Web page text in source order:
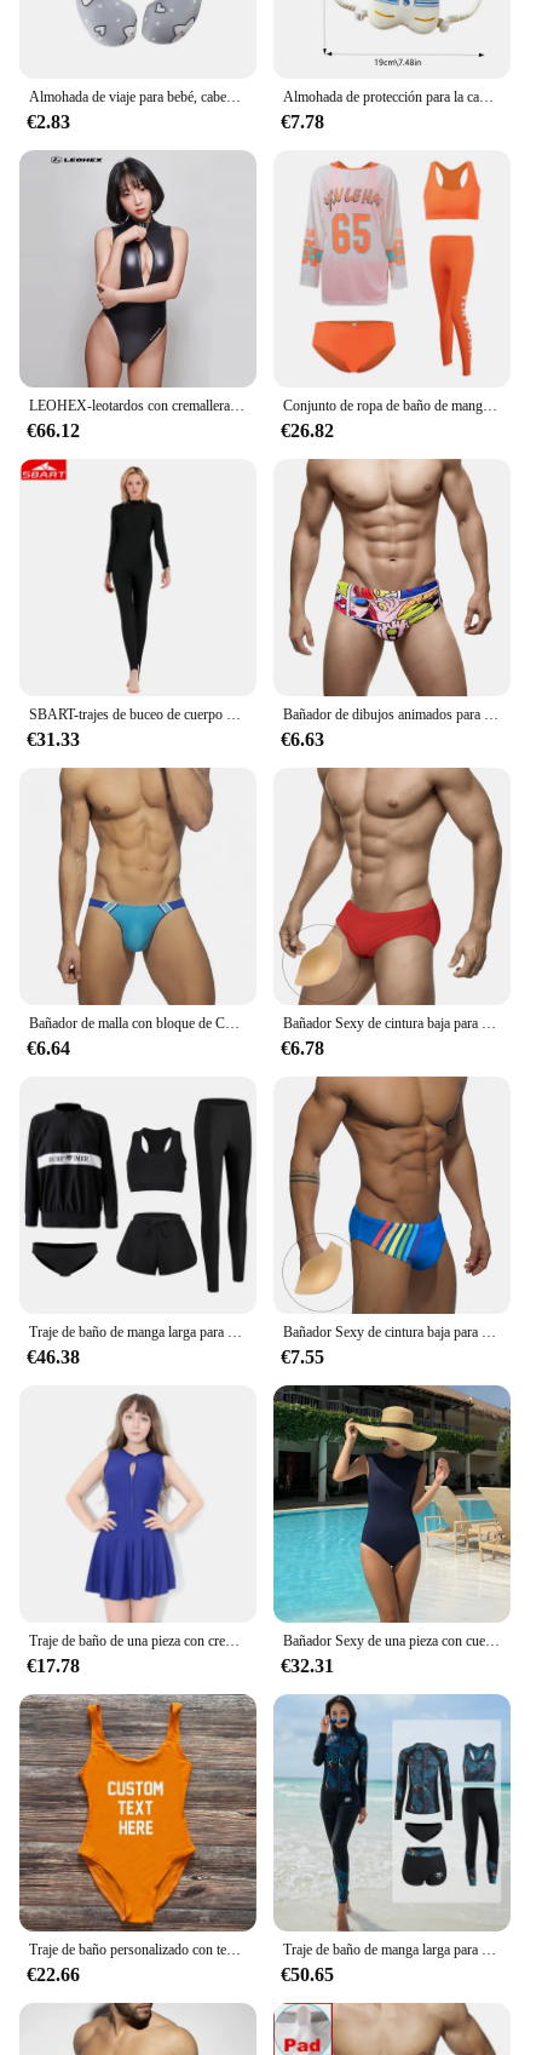
Almohada de viaje para bebé, cabeza y cuello mejorada para almohada de apoyo, asiento de coche, silla de paseo, viaje
€2.83
Almohada de protección para la cabeza de bebé de dibujos animados, sombrero anticaída transpirable, adecuado para niños pequeños, aprender a caminar, cojín de espalda, protección para la cabeza
€7.78
LEOHEX-leotardos con cremallera frontal mate para mujer, traje de baño Sexy sin mangas, corte alto, trajes de baño japoneses, traje de baño de una pieza
€66.12
Conjunto de ropa de baño de manga larga para mujer, traje de baño deportivo con almohadilla de realce, traje de surf para playa, estilo coreano, 4 unidades
€26.82
SBART-trajes de buceo de cuerpo completo para mujer, traje de baño femenino de LICRA UPF 50 +, para surf, esnórquel, con almohadilla
€31.33
Bañador de dibujos animados para hombre, ropa de baño Sexy de cintura baja, con almohadilla de realce, para surfear en la playa, Europa y América
€6.63
Bañador de malla con bloque de Color para hombre, Bikini Sexy Gay, pantalones cortos de cintura baja, traje de baño de playa, calzoncillos con almohadilla de realce, ropa de baño
€6.64
Bañador Sexy de cintura baja para hombre, traje de baño sólido de secado rápido con bolsa de nailon, traje de baño deportivo para surfear en la playa
€6.78
Traje de baño de manga larga para hombre y mujer, ropa de baño con cremallera, pantalón largo, 5 piezas
€46.38
Bañador Sexy de cintura baja para hombre, ropa de baño a rayas de arco iris de Mayo, almohadilla deportiva para surfear en la playa, Verano
€7.55
Traje de baño de una pieza con cremallera para mujer, bañador Sexy Con parte inferior de la entrepierna delantera, traje de baño con falda adelgazante, talla grande con almohadilla US 2-18
€17.78
Bañador Sexy de una pieza con cuello alto para mujer, traje de baño azul liso con espalda abierta, Monokini, espalda de nadador, almohadilla de realce, almohadillas de estilo coreano
€32.31
Traje de baño personalizado con texto y LOGO para mujer, bañador de una pieza con almohadilla para el pecho, bikini Sexy, traje de baño para mujer
€22.66
Traje de baño de manga larga para hombre y mujer, bañador con almohadilla de surf, pantalón largo, 3 piezas, con cremallera, 5 piezas
€50.65